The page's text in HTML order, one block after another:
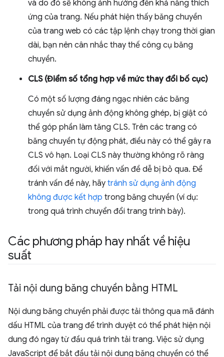
và do đó sẽ không ảnh hưởng đến khả năng thích
ứng của trang. Nếu phát hiện thấy băng chuyền
của trang web có các tập lệnh chạy trong thời gian
dài, bạn nên cân nhắc thay thế công cụ băng
chuyền.
CLS (Điểm số tổng hợp về mức thay đổi bố cục)
Có một số lượng đáng ngạc nhiên các băng
chuyền sử dụng ảnh động không ghép, bị giật có
thể góp phần làm tăng CLS. Trên các trang có
băng chuyền tự động phát, điều này có thể gây ra
CLS vô hạn. Loại CLS này thường không rõ ràng
đối với mắt người, khiến vấn đề dễ bị bỏ qua. Để
tránh vấn đề này, hãy tránh sử dụng ảnh động
không được kết hợp trong băng chuyền (ví dụ:
trong quá trình chuyển đổi trang trình bày).
Các phương pháp hay nhất về hiệu
suất
Tải nội dung băng chuyền bằng HTML
Nội dung băng chuyền phải được tải thông qua mã đánh
dấu HTML của trang để trình duyệt có thể phát hiện nội
dung đó ngay từ đầu quá trình tải trang. Việc sử dụng
JavaScript để bắt đầu tải nội dung băng chuyền có thể